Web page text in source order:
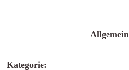
Allgemein
Kategorie: